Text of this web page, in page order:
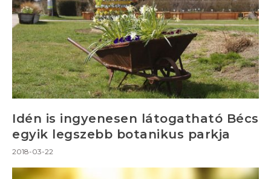
Idén is ingyenesen látogatható Bécs
egyik legszebb botanikus parkja
2018-03-22